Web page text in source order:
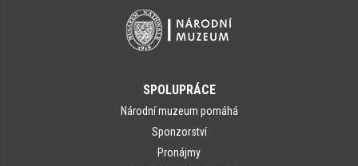
SPOLUPRÁCE
Národní muzeum pomáhá
Sponzorství
Pronájmy